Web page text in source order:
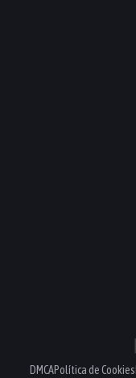
DMCAPolítica de Cookies